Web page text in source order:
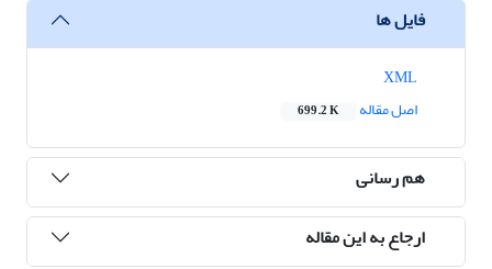
فایل ها
اصل مقاله
699.2 K
هم رسانی
ارجاع به این مقاله